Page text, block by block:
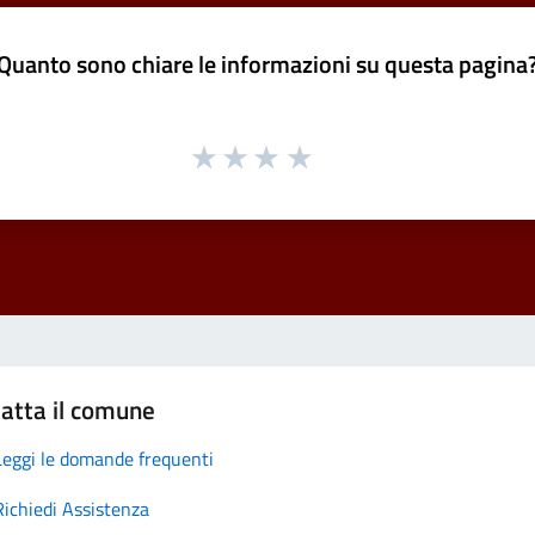
sono chiare le informazioni su questa
il comune
le domande frequenti
Assistenza